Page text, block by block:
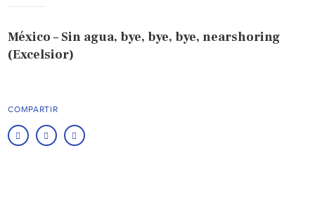
México – Sin agua, bye, bye, bye, nearshoring
(Excelsior)
COMPARTIR